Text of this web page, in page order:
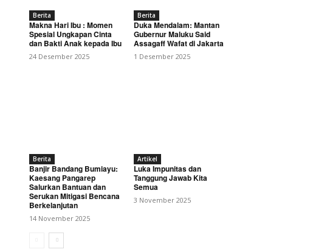
Berita
Makna Hari Ibu : Momen
Spesial Ungkapan Cinta
dan Bakti Anak kepada Ibu
24 Desember 2025
Berita
Duka Mendalam: Mantan
Gubernur Maluku Said
Assagaff Wafat di Jakarta
1 Desember 2025
Berita
Banjir Bandang Bumiayu:
Kaesang Pangarep
Salurkan Bantuan dan
Serukan Mitigasi Bencana
Berkelanjutan
14 November 2025
Artikel
Luka Impunitas dan
Tanggung Jawab Kita
Semua
3 November 2025